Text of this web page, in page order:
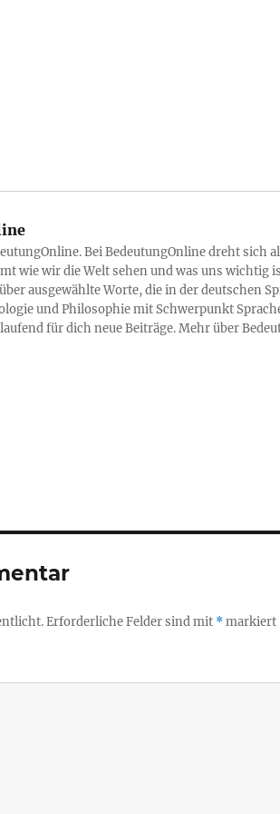
Bei BedeutungOnline dreht sich
wie wir die Welt sehen und was uns wichtig
ausgewählte Worte, die in der deutschen
und Philosophie mit Schwerpunkt
für dich neue Beiträge. Mehr über
Erforderliche Felder sind mit *markiert